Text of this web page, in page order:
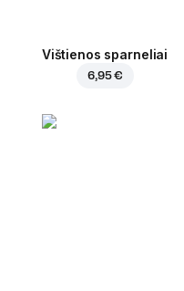
Vištienos sparneliai
6,95 €